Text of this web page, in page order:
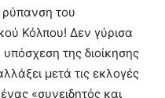
ρύπανση του
Κόλπου! Δεν γύρισα
της διοίκησης
μετά τις εκλογές
«συνειδητός και